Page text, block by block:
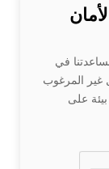
في
غير المرغوب
على